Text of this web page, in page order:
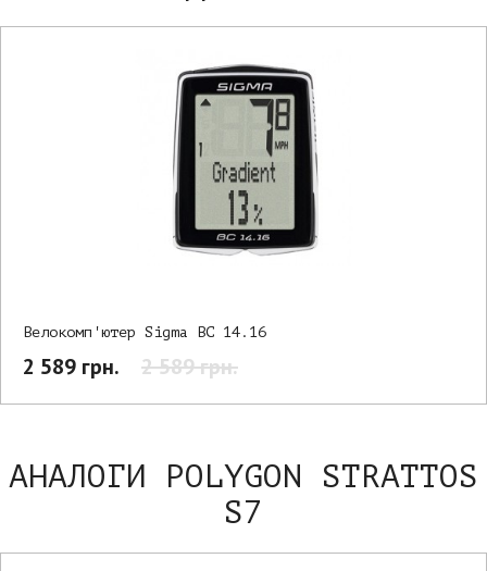
Велокомп'ютер Sigma BC 14.16
2 589 грн. 2 589 грн.
АНАЛОГИ POLYGON STRATTOS
S7